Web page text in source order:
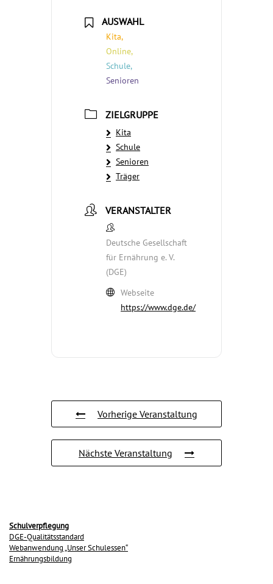
AUSWAHL
Kita,
Online,
Schule,
Senioren
ZIELGRUPPE
Kita
Schule
Senioren
Träger
VERANSTALTER
Deutsche Gesellschaft
für Ernährung e. V.
(DGE)
Webseite
https://www.dge.de/
Vorherige Veranstaltung
Nächste Veranstaltung
Schulverpflegung
DGE-Qualitätsstandard
Webanwendung „Unser Schulessen“
Ernährungsbildung